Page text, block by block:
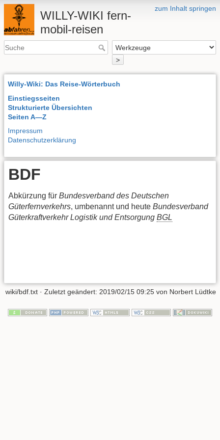
zum Inhalt springen
WILLY-WIKI fern-
mobil-reisen
>
Willy-Wiki: Das Reise-Wörterbuch
Einstiegsseiten
Strukturierte Übersichten
Seiten A—Z
Impressum
Datenschutzerklärung
BDF
Abkürzung für Bundesverband des Deutschen
Güterfernverkehrs, umbenannt und heute Bundesverband
Güterkraftverkehr Logistik und Entsorgung BGL
wiki/bdf.txt · Zuletzt geändert: 2019/02/15 09:25 von Norbert Lüdtke